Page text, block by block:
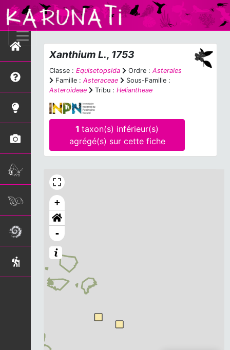
Xanthium L., 1753
Classe : Equisetopsida Ordre : Asterales
Famille : Asteraceae
Sous-Famille :
Asteroideae
Tribu : Heliantheae
1taxon(s) inférieur(s)
agrégé(s) sur cette fiche
+
-